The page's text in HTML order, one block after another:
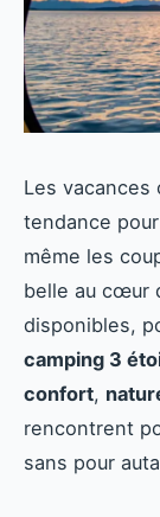
Les vacances
tendance
même les
belle au cœur
disponibles,
camping 3
confort,
rencontrent
sans pour